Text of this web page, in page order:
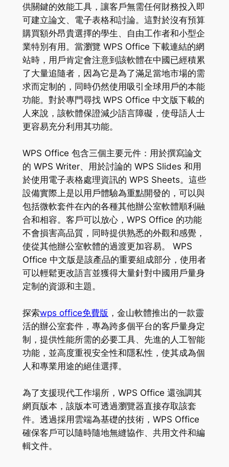
供關鍵的效能工具，讓客戶無需任何財務投入即
可建立論文、電子表格和討論。這對於沒有預算
購買額外昂貴選擇的學生、自由工作者和小型企
業特別有用。當瀏覽 WPS Office 下載連結的網
站時，用戶肯定會注意到該軟體在中國已經積累
了大量追隨者，因為它是為了滿足當地市場的需
求而定制的，同時仍然使用吸引全球用戶的本能
功能。對於專門尋找 WPS Office 中文版下載的
人來說，該軟體保證減少語言障礙，使母語人士
更容易充分利用其功能。
WPS Office 包含三個主要元件：用於撰寫論文
的 WPS Writer、用於討論的 WPS Slides 和用
於使用電子表格處理資訊的 WPS Sheets。這些
設備實際上是以用戶體驗為重點開發的，可以與
包括微軟套件在內的各種其他辦公室軟體順利融
合和相容。客戶可以放心，WPS Office 的功能
不會損害高品質，同時提供熟悉的外觀和感覺，
使從其他辦公室軟體的過渡更加容易。 WPS
Office 中文版是該產品的重要組成部分，使用者
可以輕鬆更改語言並獲得大量針對中國用戶量身
定制的資源和主題。
探索wps office免費版 ，金山軟體推出的一款靈
活的辦公室套件，專為跨多個平台的客戶量身定
制，提供性能所需的必要工具、先進的人工智能
功能，並高度重視安全性和隱私性，使其成為個
人和專業用途的絕佳選擇。
為了支援現代工作場所，WPS Office 還強調其
網頁版本，該版本可透過瀏覽器直接存取該套
件。透過採用雲端為基礎的技術，WPS Office
確保客戶可以隨時隨地無縫協作、共用文件和編
輯文件。